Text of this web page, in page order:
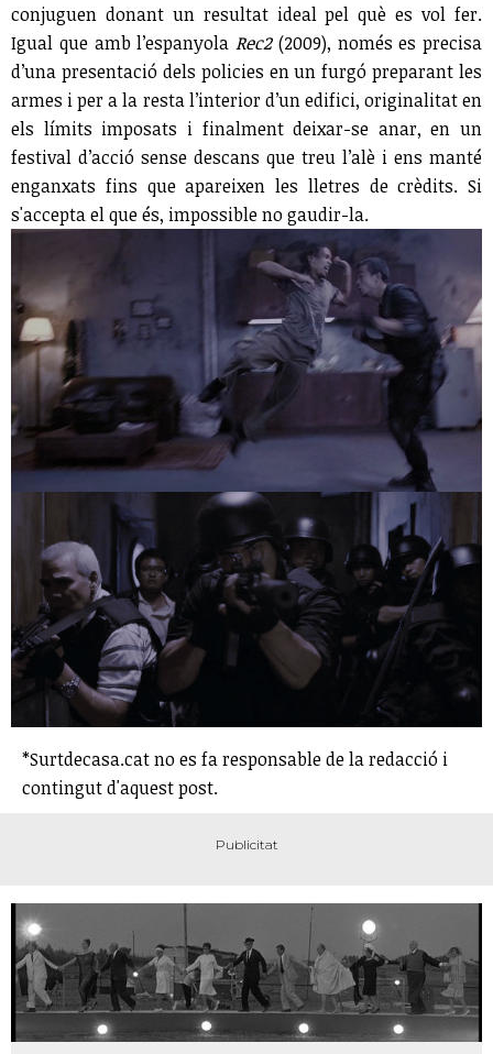
conjuguen donant un resultat ideal pel què es vol fer.
Igual que amb l’espanyola Rec2(2009), només es precisa
d’una presentació dels policies en un furgó preparant les
armes i per a la resta l’interior d’un edifici, originalitat en
els límits imposats i finalment deixar-se anar, en un
festival d’acció sense descans que treu l’alè i ens manté
enganxats fins que apareixen les lletres de crèdits. Si
s'accepta el que és, impossible no gaudir-la.
*Surtdecasa.cat no es fa responsable de la redacció i
contingut d'aquest post.